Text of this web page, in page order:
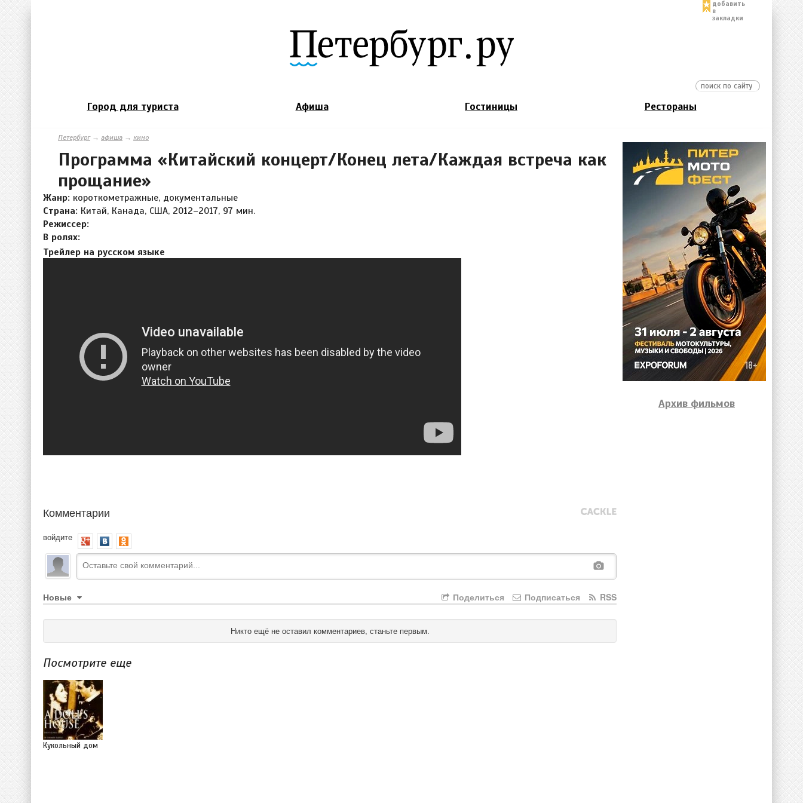
добавить
в
закладки
Город для туриста Афиша Гостиницы Рестораны
Петербург→ афиша → кино
Программа «Китайский концерт/Конец лета/Каждая встреча как
прощание»
Жанр: короткометражные, документальные
Страна: Китай, Канада, США, 2012–2017, 97 мин.
Режиссер:
В ролях:
Трейлер на русском языке
Комментарии
войдите
Новые RSS
Подписаться
Поделиться
Никто ещё не оставил комментариев, станьте первым.
Посмотрите еще
Кукольный дом
Архив фильмов